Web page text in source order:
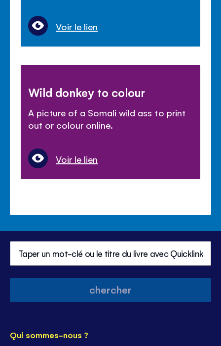
Voir le lien
Wild donkey to colour
A picture of a Somali wild ass to print
out or colour online.
Voir le lien
chercher
Qui sommes-nous ?